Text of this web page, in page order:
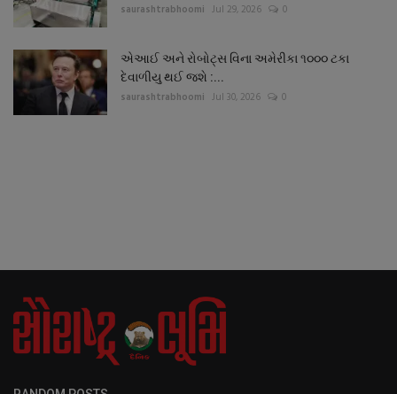
saurashtrabhoomi Jul 29, 2026 0
એઆઈ અને રોબોટ્સ વિના અમેરીકા ૧૦૦૦ ટકા
દેવાળીયુ થઈ જશે :...
saurashtrabhoomi Jul 30, 2026 0